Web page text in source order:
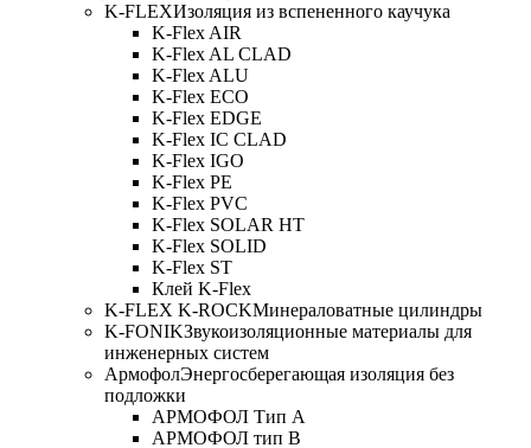
K-FLEXИзоляция из вспененного каучука
K-Flex AIR
K-Flex AL CLAD
K-Flex ALU
K-Flex ECO
K-Flex EDGE
K-Flex IC CLAD
K-Flex IGO
K-Flex PE
K-Flex PVC
K-Flex SOLAR HT
K-Flex SOLID
K-Flex ST
Клей K-Flex
K-FLEX K-ROCKМинераловатные цилиндры
K-FONIKЗвукоизоляционные материалы для
инженерных систем
АрмофолЭнергосберегающая изоляция без
подложки
АРМОФОЛ Тип А
АРМОФОЛ тип В